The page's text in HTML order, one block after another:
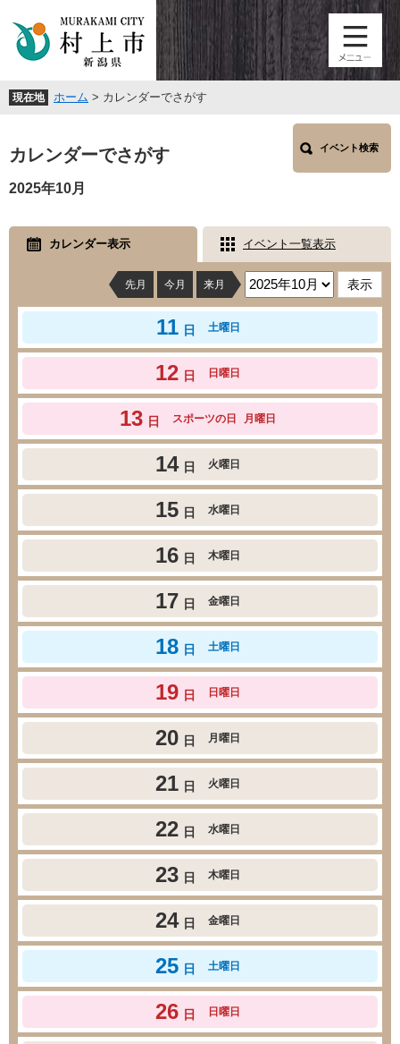
頭
。
飛
て
文
現在地 ホーム > カレンダーでさがす
文
カレンダーでさがす イベント検索
2025年10月
カレンダー表示 イベント一覧表示
先月 今月 来月
11 日 土曜日
12 日 日曜日
13 日 スポーツの日 月曜日
14 日 火曜日
15 日 水曜日
16 日 木曜日
17 日 金曜日
18 日 土曜日
19 日 日曜日
20 日 月曜日
21 日 火曜日
22 日 水曜日
23 日 木曜日
24 日 金曜日
25 日 土曜日
26 日 日曜日